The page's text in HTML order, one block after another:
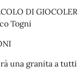
DI
Togni
una granita a